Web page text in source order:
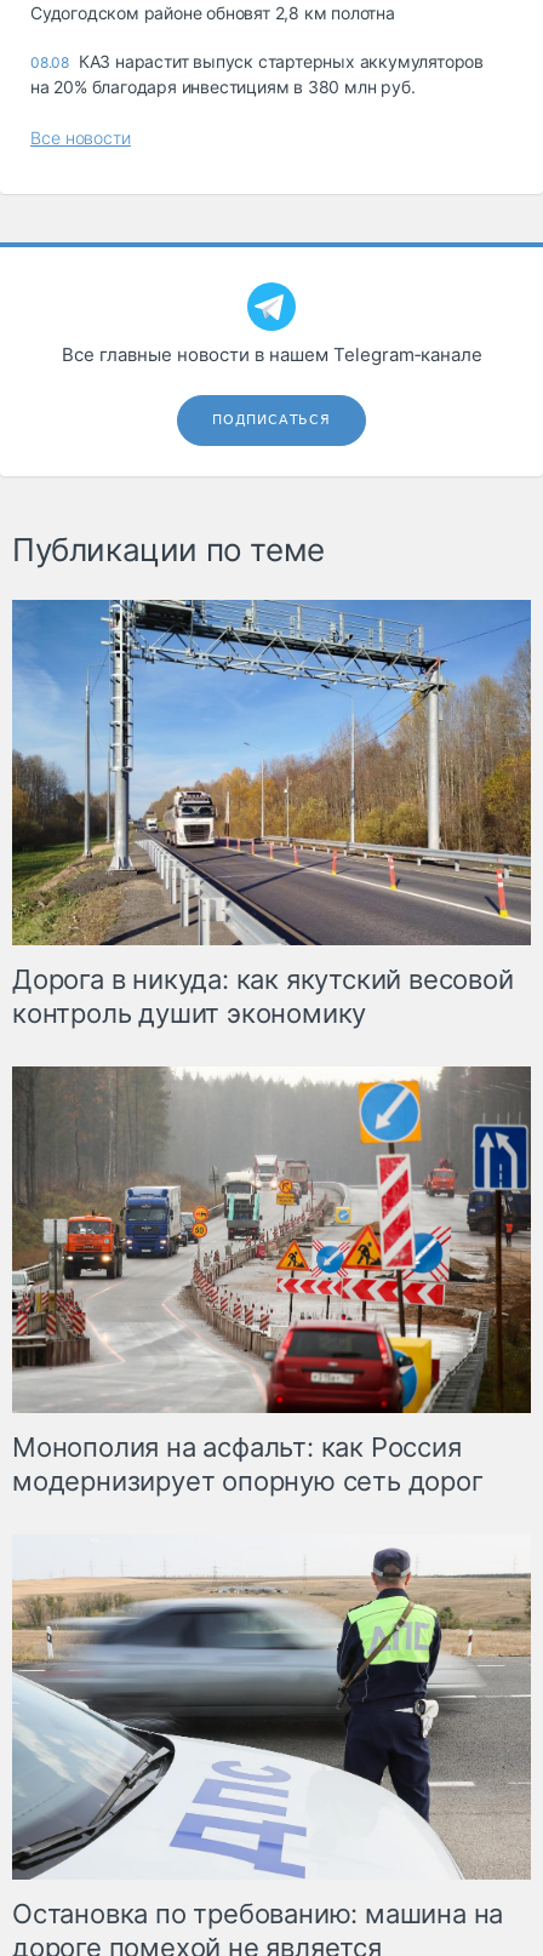
Судогодском районе обновят 2,8 км полотна
08.08 КАЗ нарастит выпуск стартерных аккумуляторов
на 20% благодаря инвестициям в 380 млн руб.
Все новости
Все главные новости в нашем Telegram‑канале
ПОДПИСАТЬСЯ
Публикации по теме
Дорога в никуда: как якутский весовой
контроль душит экономику
Монополия на асфальт: как Россия
модернизирует опорную сеть дорог
Остановка по требованию: машина на
дороге помехой не является